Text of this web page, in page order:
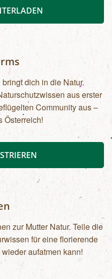
dich in die Natur.
aus erster
Community aus –
Österreich!
zur Mutter Natur. Teile die
für eine florierende
aufatmen kann!